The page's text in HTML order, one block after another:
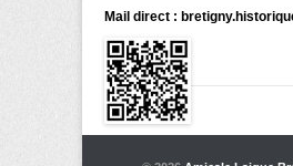
Mail direct :